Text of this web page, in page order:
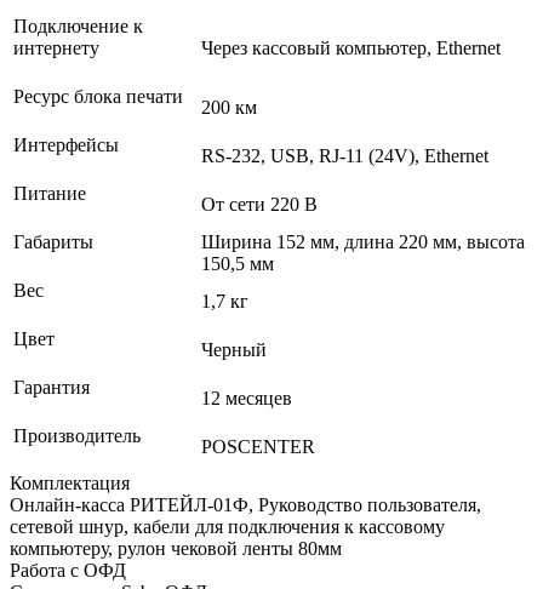
Подключение к
интернету
Через кассовый компьютер, Ethernet
Ресурс блока печати
200 км
Интерфейсы
RS-232, USB, RJ-11 (24V), Ethernet
Питание
От сети 220 В
Габариты
Ширина 152 мм, длина 220 мм, высота
150,5 мм
Вес
1,7 кг
Цвет
Черный
Гарантия
12 месяцев
Производитель
POSCENTER
Комплектация
Онлайн-касса РИТЕЙЛ-01Ф, Руководство пользователя,
сетевой шнур, кабели для подключения к кассовому
компьютеру, рулон чековой ленты 80мм
Работа с ОФД